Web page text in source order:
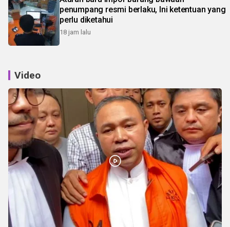
penumpang resmi berlaku, Ini ketentuan yang
perlu diketahui
18 jam lalu
Video